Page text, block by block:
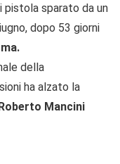
sparato da un
dopo 53 giorni
della
ha alzato la
Roberto Mancini